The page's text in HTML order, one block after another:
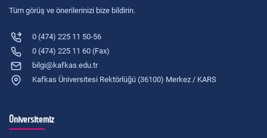
Tüm görüş ve önerilerinizi bize bildirin.
0 (474) 225 11 50-56
0 (474) 225 11 60 (Fax)
bilgi@kafkas.edu.tr
Kafkas Üniversitesi Rektörlüğü (36100) Merkez / KARS
Üniversitemiz